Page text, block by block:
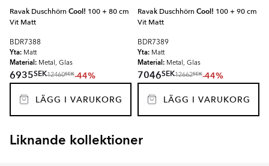
Ravak Duschhörn Cool! 100 + 80 cm
Vit Matt
BDR7388
Yta: Matt
Material: Metal, Glas
6935SEK12460SEK-44%
LÄGG I VARUKORG
Ravak Duschhörn Cool! 100 + 90 cm
Vit Matt
BDR7389
Yta: Matt
Material: Metal, Glas
7046SEK12662SEK-44%
LÄGG I VARUKORG
Liknande kollektioner
ROLL